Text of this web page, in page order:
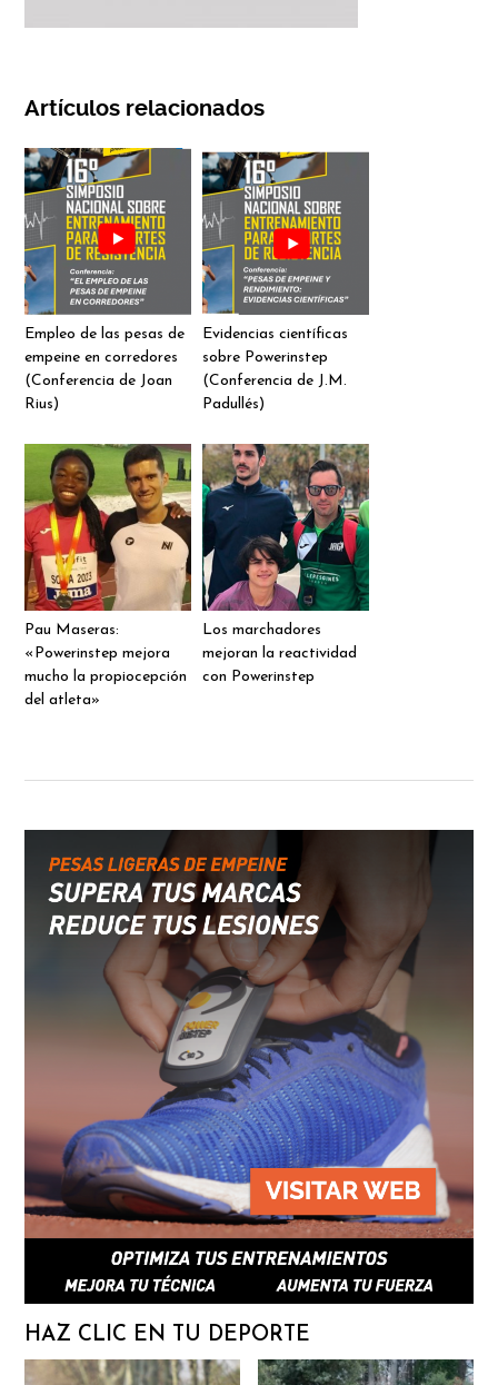
Artículos relacionados
Empleo de las pesas de
empeine en corredores
(Conferencia de Joan
Rius)
Evidencias científicas
sobre Powerinstep
(Conferencia de J.M.
Padullés)
Pau Maseras:
«Powerinstep mejora
mucho la propiocepción
del atleta»
Los marchadores
mejoran la reactividad
con Powerinstep
HAZ CLIC EN TU DEPORTE